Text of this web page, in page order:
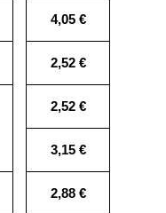
4,05 €
2,52 €
2,52 €
3,15 €
2,88 €